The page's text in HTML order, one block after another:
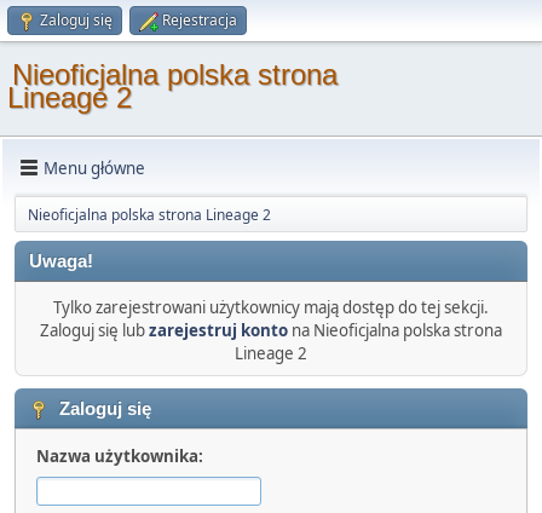
Zaloguj się Rejestracja
Nieoficjalna polska strona
Lineage 2
Menu główne
Nieoficjalna polska strona Lineage 2
Uwaga!
Tylko zarejestrowani użytkownicy mają dostęp do tej sekcji.
Zaloguj się lubzarejestruj konto na Nieoficjalna polska strona
Lineage 2
Zaloguj się
Nazwa użytkownika: